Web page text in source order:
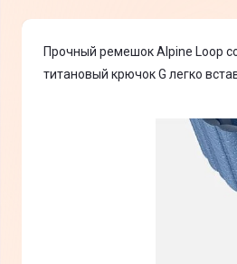
Прочный ремешок Alpine Loop
титановый крючок G легко